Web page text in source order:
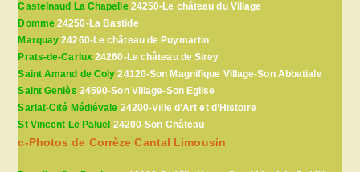
Castelnaud La Chapelle24250-Le château du Village
Domme24250-La Bastide
Marquay 24260-Le château de Puymartin
Prats-de-Carlux24260-Le château de Sirey
Saint Amand de Coly 24120-Son Magnifique Village-Son Abbatiale
Saint Geniès 24590-Son Village-Son Eglise
Sarlat-Cité Médiévale 24200-Ville d’Art et d’Histoire
St Vincent Le Paluel 24200-Son Château
c-Photos de Corrèze Cantal Limousin